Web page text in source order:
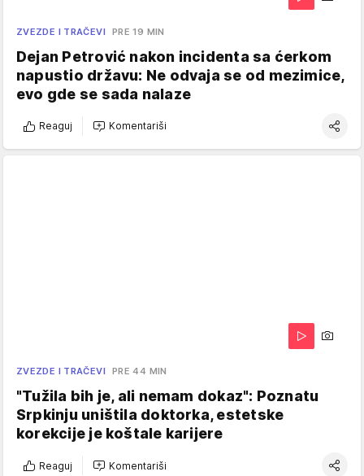
ZVEZDE I TRAČEVI PRE 19 MIN
Dejan Petrović nakon incidenta sa ćerkom
napustio državu: Ne odvaja se od mezimice,
evo gde se sada nalaze
Reaguj Komentariši
ZVEZDE I TRAČEVI PRE 44 MIN
"Tužila bih je, ali nemam dokaz": Poznatu
Srpkinju uništila doktorka, estetske
korekcije je koštale karijere
Reaguj Komentariši